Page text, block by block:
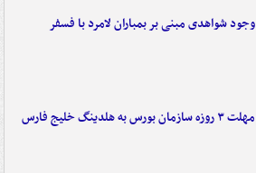
وجود شواهدی مبنی بر بمباران لامرد با فسفر
مهلت ۳ روزه سازمان بورس به هلدینگ خلیج فارس